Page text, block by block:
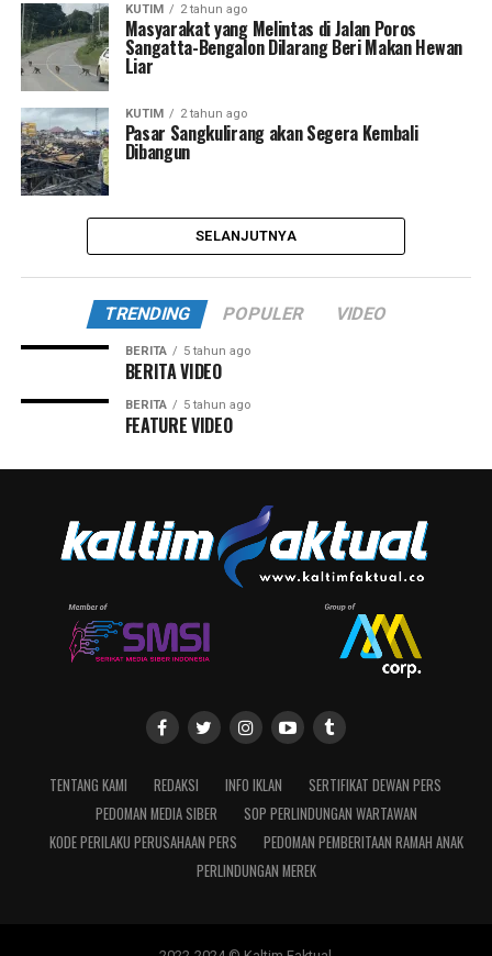
KUTIM 2 tahun ago
Masyarakat yang Melintas di Jalan Poros
Sangatta-Bengalon Dilarang Beri Makan Hewan
Liar
KUTIM 2 tahun ago
Pasar Sangkulirang akan Segera Kembali
Dibangun
SELANJUTNYA
TRENDING POPULER VIDEO
BERITA 5 tahun ago
BERITA VIDEO
BERITA 5 tahun ago
FEATURE VIDEO
TENTANG KAMI REDAKSI INFO IKLAN
SERTIFIKAT DEWAN PERS
PEDOMAN MEDIA SIBER
SOP PERLINDUNGAN WARTAWAN
KODE PERILAKU PERUSAHAAN PERS
PEDOMAN PEMBERITAAN RAMAH ANAK
PERLINDUNGAN MEREK